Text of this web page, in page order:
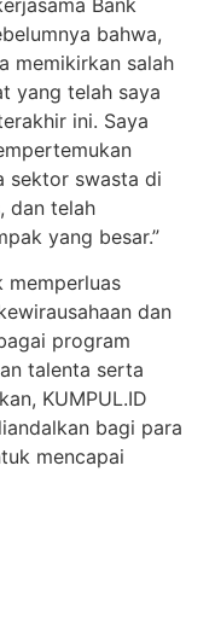
bahwa,
memikirkan salah
yang telah saya
ini. Saya
sektor swasta di
dan telah
yang besar.”
memperluas
dan
program
talenta serta
KUMPUL.ID
bagi para
mencapai